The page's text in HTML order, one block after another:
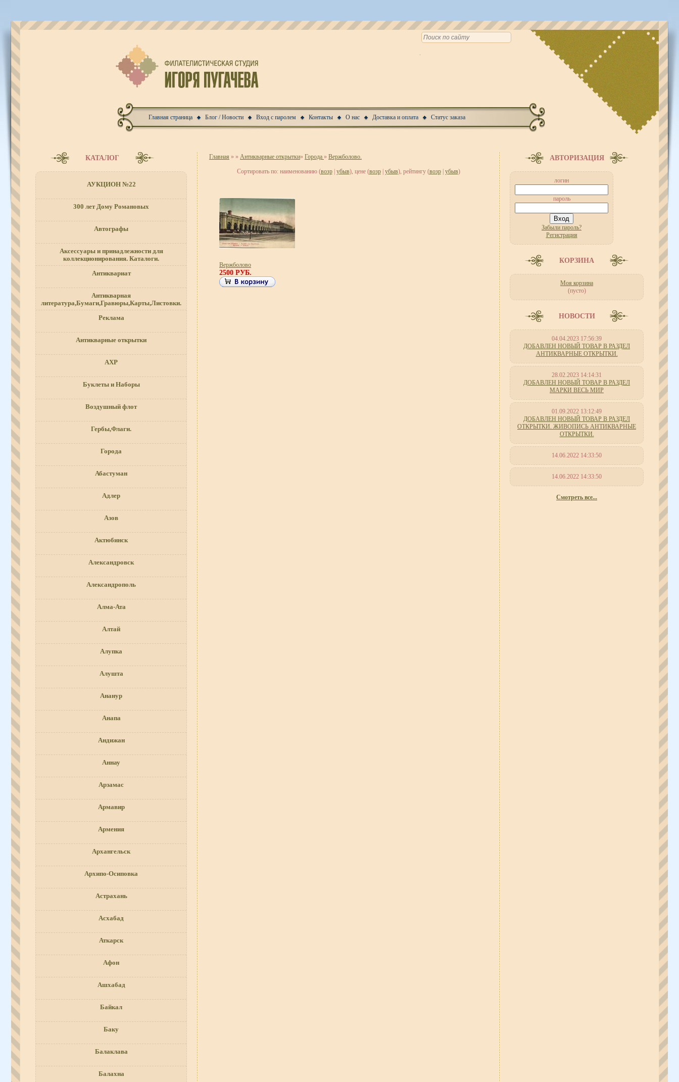
Главная страница Блог / Новости Вход с паролем Контакты О нас Доставка и оплата Статус заказа
КАТАЛОГ
АУКЦИОН №22
300 лет Дому Романовых
Автографы
Аксессуары и принадлежности для
коллекционирования. Каталоги.
Антиквариат
Антикварная
литература,Бумаги,Гравюры,Карты,Листовки.
Реклама
Антикварные открытки
АХР
Буклеты и Наборы
Воздушный флот
Гербы,Флаги.
Города
Абастуман
Адлер
Азов
Актюбинск
Александровск
Александрополь
Алма-Ата
Алтай
Алупка
Алушта
Ананур
Анапа
Андижан
Аннау
Арзамас
Армавир
Армения
Архангельск
Архипо-Осиповка
Астрахань
Асхабад
Аткарск
Афон
Ашхабад
Байкал
Баку
Балаклава
Балахна
Главная » » Антикварные открытки» Города » Вержболово.
Сортировать по: наименованию (возр| убыв), цене (возр| убыв), рейтингу (возр| убыв)
Вержболово
2500 РУБ.
АВТОРИЗАЦИЯ
логин
пароль
Забыли пароль?
Регистрация
КОРЗИНА
Моя корзина
(пусто)
НОВОСТИ
04.04.2023 17:56:39
ДОБАВЛЕН НОВЫЙ ТОВАР В РАЗДЕЛ
АНТИКВАРНЫЕ ОТКРЫТКИ.
28.02.2023 14:14:31
ДОБАВЛЕН НОВЫЙ ТОВАР В РАЗДЕЛ
МАРКИ ВЕСЬ МИР
01.09.2022 13:12:49
ДОБАВЛЕН НОВЫЙ ТОВАР В РАЗДЕЛ
ОТКРЫТКИ. ЖИВОПИСЬ АНТИКВАРНЫЕ
ОТКРЫТКИ.
14.06.2022 14:33:50
14.06.2022 14:33:50
Смотреть все...